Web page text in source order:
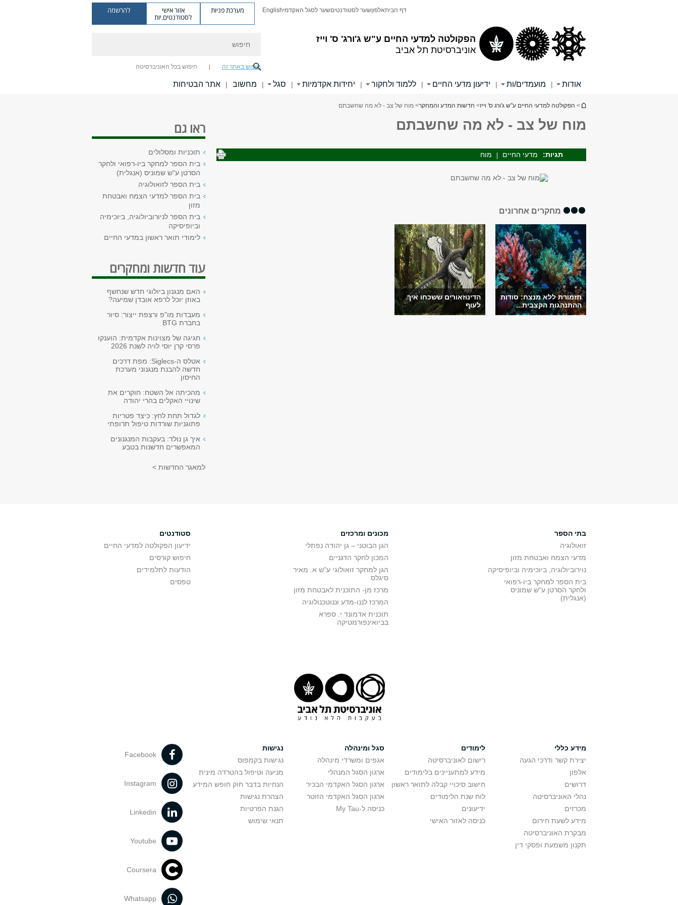
הפקולטה למדעי החיים ע"ש ג'ורג' ס' וייז
אוניברסיטת תל אביב
דף הביתאלפוןשער לסטודנטיםשער לסגל האקדמיEnglish מערכת פניות אזור אישי
לסטודנטים.יות
להרשמה
חיפוש באתר זה חיפוש בכל האוניברסיטה
אודות | מועמדים/ות | ידיעון מדעי החיים | ללמוד ולחקור | יחידות אקדמיות | סגל | מחשוב | אתר הבטיחות
הינך נמצא כאן
> הפקולטה למדעי החיים ע"ש ג'ורג ס' וייז> חדשות המדע והמחקר> מוח של צב - לא מה שחשבתם
מוח של צב - לא מה שחשבתם
תגיות: מדעי החיים מוח
מחקרים אחרונים
כוחות העל של חיטת הבר
הקדומה
תזמורת ללא מנצח: סודות
ההתנהגות הקצבית...
הדינוזאורים ששכחו איך
לעוף
ראו גם
תוכניות ומסלולים
בית הספר למחקר ביו-רפואי ולחקר
הסרטן ע"ש שמוניס (אנגלית)
בית הספר לזואולוגיה
בית הספר למדעי הצמח ואבטחת
מזון
בית הספר לניורוביולוגיה, ביוכימיה
וביופיסיקה
לימודי תואר ראשון במדעי החיים
עוד חדשות ומחקרים
האם מנגנון ביולוגי חדש שנחשף
באוזן יוכל לרפא אובדן שמיעה?
מעבדות מו"פ ורצפת ייצור: סיור
בחברת BTG
חגיגה של מצוינות אקדמית: הוענקו
פרסי קרן יוסי לויה לשנת 2026
אטלס ה-Siglecs: מפת דרכים
חדשה להבנת מנגנוני מערכת
החיסון
מהכיתה אל השטח: חוקרים את
שינויי האקלים בהרי יהודה
לגדול תחת לחץ: כיצד פטריות
פתוגניות שורדות טיפול תרופתי
איך גן נולד: בעקבות המנגנונים
המאפשרים חדשנות בטבע
למאגר החדשות >
בתי הספר
זואולוגיה
מדעי הצמח ואבטחת מזון
נוירוביולוגיה, ביוכימיה וביופיסיקה
בית הספר למחקר ביו-רפואי
ולחקר הסרטן ע"ש שמוניס
(אנגלית)
מכונים ומרכזים
הגן הבוטני – גן יהודה נפתלי
המכון לחקר הדגניים
הגן למחקר זואולוגי ע"ש א. מאיר
סיגלס
מרכז מן- התוכנית לאבטחת מזון
המרכז לננו-מדע וננוטכנולוגיה
תוכנית אדמונד י. ספרא
בביואינפורמטיקה
סטודנטים
ידיעון הפקולטה למדעי החיים
חיפוש קורסים
הודעות לתלמידים
טפסים
מידע כללי
יצירת קשר ודרכי הגעה
אלפון
דרושים
נהלי האוניברסיטה
מכרזים
מידע לשעת חירום
מבקרת האוניברסיטה
תקנון משמעת ופסקי דין
לימודים
רישום לאוניברסיטה
מידע למתעניינים בלימודים
חישוב סיכויי קבלה לתואר ראשון
לוח שנת הלימודים
ידיעונים
כניסה לאזור האישי
סגל ומינהלה
אגפים ומשרדי מינהלה
ארגון הסגל המנהלי
ארגון הסגל האקדמי הבכיר
ארגון הסגל האקדמי הזוטר
כניסה ל-My Tau
נגישות
נגישות בקמפוס
מניעה וטיפול בהטרדה מינית
הנחיות בדבר חוק חופש המידע
הצהרת נגישות
הגנת הפרטיות
תנאי שימוש
Facebook
Instagram
Linkedin
Youtube
Coursera
Whatsapp